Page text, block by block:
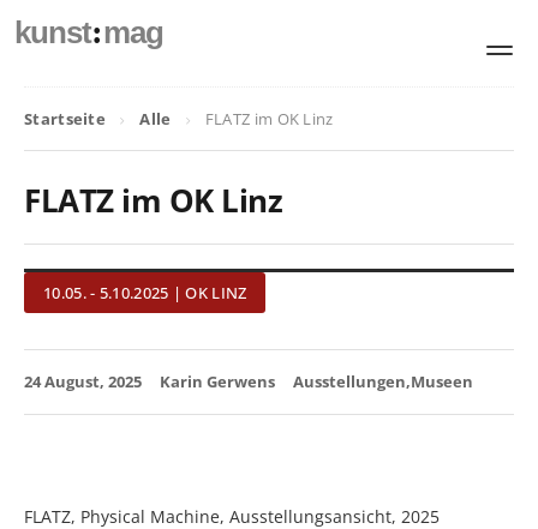
kunst:mag
Startseite Alle FLATZ im OK Linz
FLATZ im OK Linz
10.05. - 5.10.2025 | OK LINZ
24 August, 2025 Karin Gerwens Ausstellungen Museen
FLATZ, Physical Machine, Ausstellungsansicht, 2025